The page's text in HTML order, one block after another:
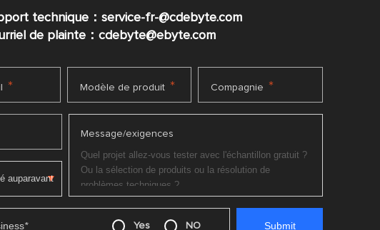
technique：service-fr-@cdebyte.com
de plainte：cdebyte@ebyte.com
* Modèle de produit * Compagnie *
Message/exigences
* Yes NO